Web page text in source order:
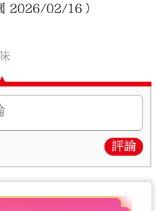
2026/02/16）
評論